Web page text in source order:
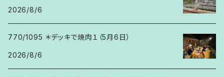
2026/8/6
770/1095 ＊デッキで焼肉１（5月6日）
2026/8/6